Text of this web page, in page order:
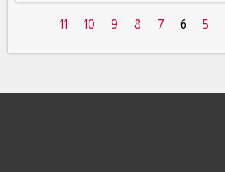
5
6
7
8
9
10
11